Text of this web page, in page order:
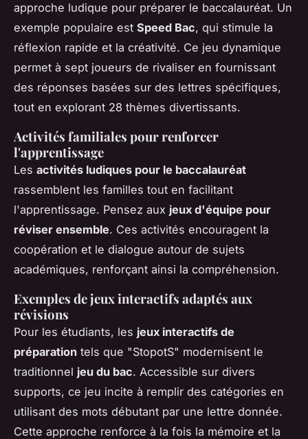
approche ludique pour préparer le baccalauréat. Un
exemple populaire est Speed Bac, qui stimule la
réflexion rapide et la créativité. Ce jeu dynamique
permet à sept joueurs de rivaliser en fournissant
des réponses basées sur des lettres spécifiques,
tout en explorant 28 thèmes divertissants.
Activités familiales pour renforcer
l'apprentissage
Les activités ludiques pour le baccalauréat
rassemblent les familles tout en facilitant
l'apprentissage. Pensez aux jeux d'équipe pour
réviser ensemble. Ces activités encouragent la
coopération et le dialogue autour de sujets
académiques, renforçant ainsi la compréhension.
Exemples de jeux interactifs adaptés aux
révisions
Pour les étudiants, les jeux interactifs de
préparation tels que "StopotS" modernisent le
traditionnel jeu du bac. Accessible sur divers
supports, ce jeu incite à remplir des catégories en
utilisant des mots débutant par une lettre donnée.
Cette approche renforce à la fois la mémoire et la